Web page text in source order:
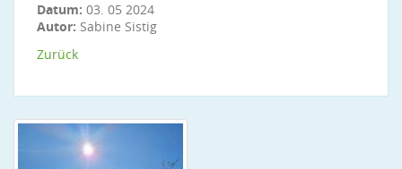
Datum: 03. 05 2024
Autor: Sabine Sistig
Zurück